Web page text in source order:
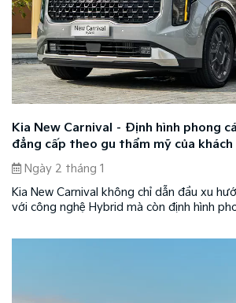
Kia New Carnival – Định hình phong
đẳng cấp theo gu thẩm mỹ của khách
Ngày 2 tháng 1
Kia New Carnival không chỉ dẫn đầu xu
với công nghệ Hybrid mà còn định hình
chọn cá nhân hóa chính hãng, cao cấp.